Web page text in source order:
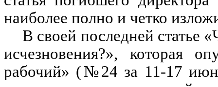
наиболее полно и четко
В своей последней статье
исчезновения?», которая
рабочий» (№24 за 11-17